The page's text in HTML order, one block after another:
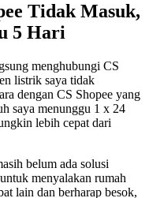
Tidak Masuk,
5 Hari
menghubungi CS
listrik saya tidak
dengan CS Shopee yang
saya menunggu 1 x 24
lebih cepat dari
belum ada solusi
menyalakan rumah
lain dan berharap besok,